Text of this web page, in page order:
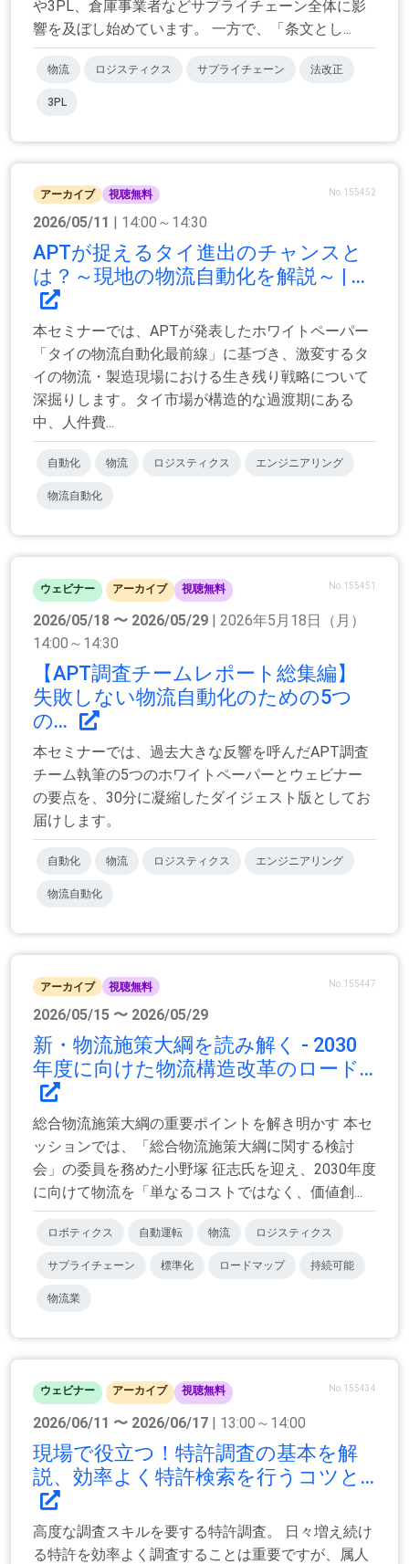
や3PL、倉庫事業者などサプライチェーン全体に影
響を及ぼし始めています。 一方で、「条文とし...
物流 ロジスティクス サプライチェーン 法改正
3PL
アーカイブ 視聴無料 No.155452
2026/05/11 | 14:00～14:30
APTが捉えるタイ進出のチャンスと
は？～現地の物流自動化を解説～ | ...
本セミナーでは、APTが発表したホワイトペーパー
「タイの物流自動化最前線」に基づき、激変するタ
イの物流・製造現場における生き残り戦略について
深掘りします。タイ市場が構造的な過渡期にある
中、人件費...
自動化 物流 ロジスティクス エンジニアリング
物流自動化
ウェビナー アーカイブ 視聴無料 No.155451
2026/05/18 〜 2026/05/29 | 2026年5月18日（月）
14:00～14:30
【APT調査チームレポート総集編】
失敗しない物流自動化のための5つ
の...
本セミナーでは、過去大きな反響を呼んだAPT調査
チーム執筆の5つのホワイトペーパーとウェビナー
の要点を、30分に凝縮したダイジェスト版としてお
届けします。
自動化 物流 ロジスティクス エンジニアリング
物流自動化
アーカイブ 視聴無料 No.155447
2026/05/15 〜 2026/05/29
新・物流施策大綱を読み解く - 2030
年度に向けた物流構造改革のロード...
総合物流施策大綱の重要ポイントを解き明かす 本セ
ッションでは、「総合物流施策大綱に関する検討
会」の委員を務めた小野塚 征志氏を迎え、2030年度
に向けて物流を「単なるコストではなく、価値創...
ロボティクス 自動運転 物流 ロジスティクス
サプライチェーン 標準化 ロードマップ 持続可能
物流業
ウェビナー アーカイブ 視聴無料 No.155434
2026/06/11 〜 2026/06/17 | 13:00～14:00
現場で役立つ！特許調査の基本を解
説、効率よく特許検索を行うコツと...
高度な調査スキルを要する特許調査。 ⽇々増え続け
る特許を効率よく調査することは重要ですが、属⼈